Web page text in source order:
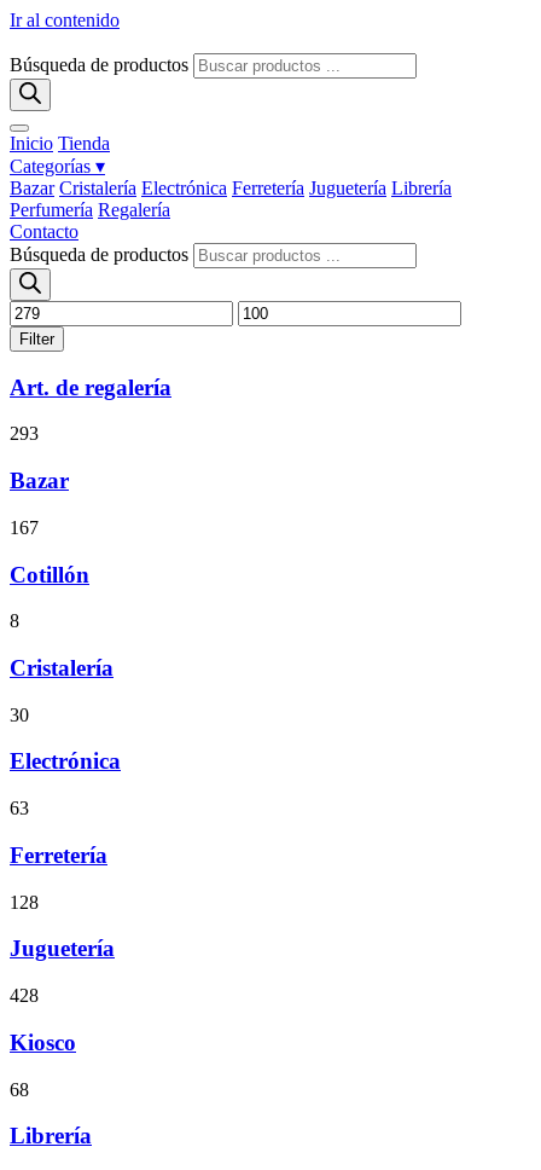
Ir al contenido
Búsqueda de productos
Inicio Tienda
Categorías ▾
Bazar Cristalería Electrónica Ferretería Juguetería Librería
Perfumería Regalería
Contacto
Búsqueda de productos
Filter
Art. de regalería
293
Bazar
167
Cotillón
8
Cristalería
30
Electrónica
63
Ferretería
128
Juguetería
428
Kiosco
68
Librería